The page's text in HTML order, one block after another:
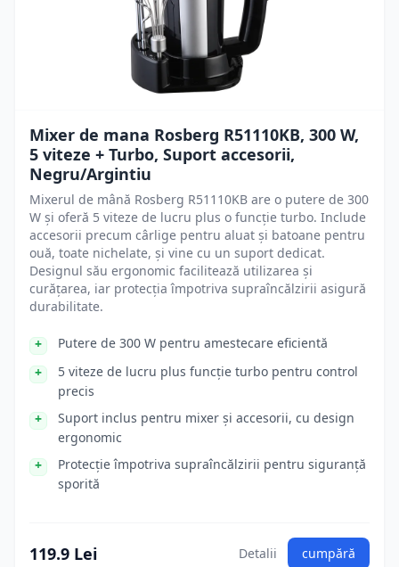
Mixer de mana Rosberg R51110KB, 300 W,
5 viteze + Turbo, Suport accesorii,
Negru/Argintiu
Mixerul de mână Rosberg R51110KB are o putere de 300
W și oferă 5 viteze de lucru plus o funcție turbo. Include
accesorii precum cârlige pentru aluat și batoane pentru
ouă, toate nichelate, și vine cu un suport dedicat.
Designul său ergonomic facilitează utilizarea și
curățarea, iar protecția împotriva supraîncălzirii asigură
durabilitate.
Putere de 300 W pentru amestecare eficientă
5 viteze de lucru plus funcție turbo pentru control
precis
Suport inclus pentru mixer și accesorii, cu design
ergonomic
Protecție împotriva supraîncălzirii pentru siguranță
sporită
119.9 Lei Detalii cumpără